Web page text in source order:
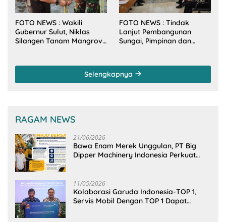
FOTO NEWS : Wakili
Gubernur Sulut, Niklas
Silangen Tanam Mangrove
FOTO NEWS : Tindak
Lanjut Pembangunan
Sungai, Pimpinan dan
Kementerian PU-RI
Selengkapnya
RAGAM NEWS
21/06/2026
Bawa Enam Merek Unggulan, PT Big
Dipper Machinery Indonesia Perkuat
11/05/2026
Kolaborasi Garuda Indonesia-TOP 1,
Servis Mobil Dengan TOP 1 Dapat